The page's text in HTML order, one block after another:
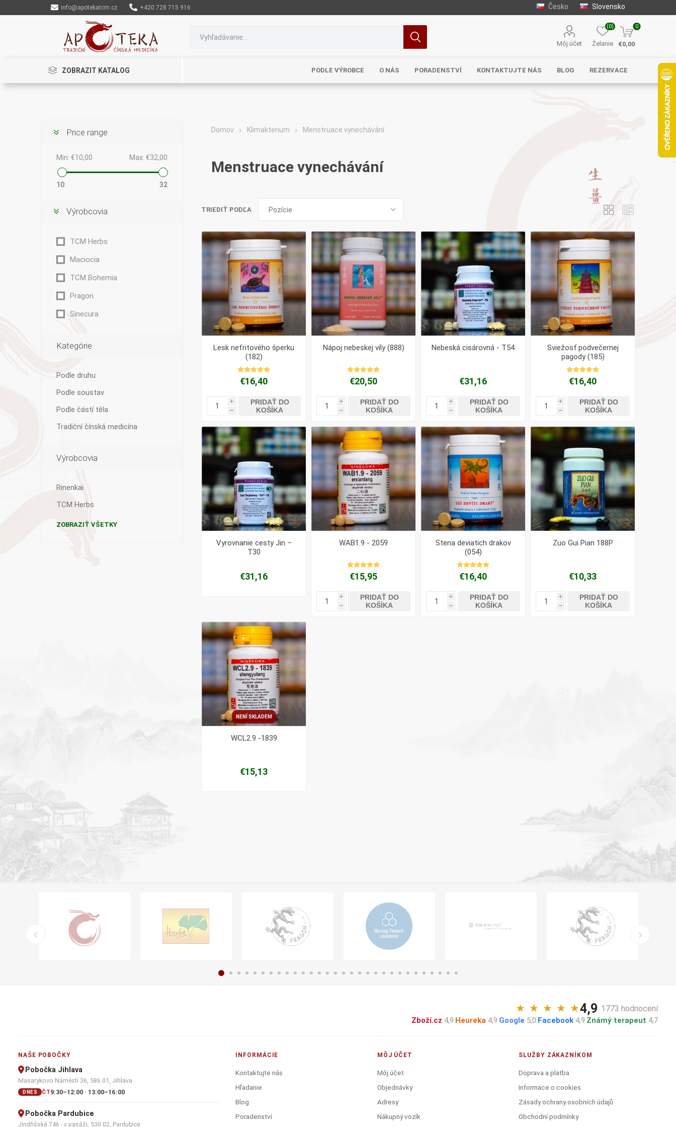
info@apotekatcm.cz +420 728 715 916 Česko Slovensko
Môj účet Želanie
(0) 0
€0,00
ZOBRAZIT KATALOG PODLE VÝROBCE
Cannaderm Henan Wanxi
Ecce Vita
Lavylites
Bylinné
kapky
Lakshmi-
Narayan
Korejský
ženšen
Health Link Mattisson JACK N JILL
O NÁS PORADENSTVÍ KONTAKTUJTE NÁS BLOG REZERVACE
Domov Klimakterium Menstruace vynechávání
Menstruace vynechávání
TRIEDIŤ PODĽA
Lesk nefritového šperku
(182)
€16,40
i
h
PRIDAŤ DO
KOŠÍKA
Nápoj nebeskej víly (888)
€20,50
i
h
PRIDAŤ DO
KOŠÍKA
Nebeská cisárovná - T54
€31,16
i
h
PRIDAŤ DO
KOŠÍKA
Sviežosť podvečernej
pagody (185)
€16,40
i
h
PRIDAŤ DO
KOŠÍKA
Vyrovnanie cesty Jin –
T30
€31,16
WAB1.9 - 2059
€15,95
i
h
PRIDAŤ DO
KOŠÍKA
Stena deviatich drakov
(054)
€16,40
i
h
PRIDAŤ DO
KOŠÍKA
Zuo Gui Pian 188P
€10,33
i
h
PRIDAŤ DO
KOŠÍKA
NENÍ SKLADEM
WCL2.9 -1839
€15,13
Price range
Min: €10,00 Max: €32,00
10 32
Výrobcovia
TCM Herbs
Maciocia
TCM Bohemia
Pragon
Sinecura
Kategórie
Podle druhu
Podle soustav
Podle částí těla
Tradiční čínská medicína
Výrobcovia
Rinenkai
TCM Herbs
ZOBRAZIŤ VŠETKY
★ ★ ★ ★ ★4,9· 1773 hodnocení
Zboží.cz 4,9·Heureka 4,9·Google 5,0·Facebook 4,9·Známý terapeut 4,7
NAŠE POBOČKY
Pobočka Jihlava
Masarykovo Náměstí 36, 586 01, Jihlava
DNES ČT9:30–12:00 · 13:00–16:00
Pobočka Pardubice
Jindřišská 746 - v pasáži, 530 02, Pardubice
INFORMÁCIE
Kontaktujte nás
Hľadanie
Blog
Poradenství
MÔJ ÚČET
Môj účet
Objednávky
Adresy
Nákupný vozík
SLUŽBY ZÁKAZNÍKOM
Doprava a platba
Informace o cookies
Zásady ochrany osobních údajů
Obchodní podmínky